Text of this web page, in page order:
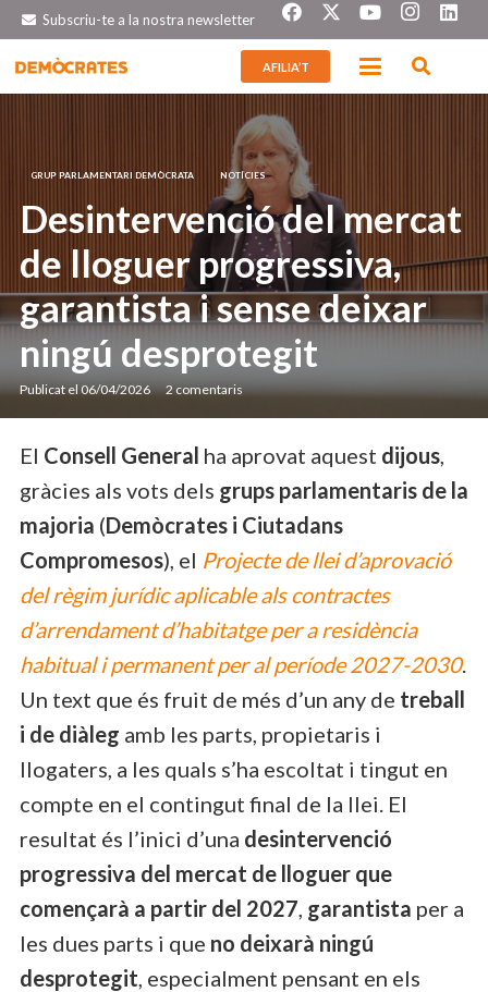
Subscriu-te a la nostra newsletter
AFILIA’T
GRUP PARLAMENTARI DEMÒCRATA NOTÍCIES
Desintervenció del mercat
de lloguer progressiva,
garantista i sense deixar
ningú desprotegit
Publicat el06/04/2026 2comentaris
El Consell General ha aprovat aquest dijous,
gràcies als vots dels grups parlamentaris de la
majoria (Demòcrates i Ciutadans
Compromesos), el Projecte de llei d’aprovació
del règim jurídic aplicable als contractes
d’arrendament d’habitatge per a residència
habitual i permanent per al període 2027-2030.
Un text que és fruit de més d’un any de treball
i de diàleg amb les parts, propietaris i
llogaters, a les quals s’ha escoltat i tingut en
compte en el contingut final de la llei. El
resultat és l’inici d’una desintervenció
progressiva del mercat de lloguer que
començarà a partir del 2027, garantista per a
les dues parts i que no deixarà ningú
desprotegit, especialment pensant en els